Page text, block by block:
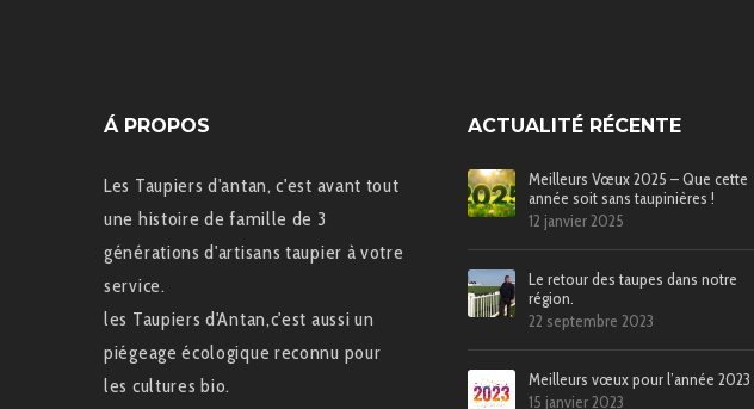
Á PROPOS
Les Taupiers d'antan, c'est avant tout
une histoire de famille de 3
générations d'artisans taupier à votre
service.
les Taupiers d'Antan,c'est aussi un
piégeage écologique reconnu pour
les cultures bio.
ACTUALITÉ RÉCENTE
Meilleurs Vœux 2025 – Que cette
année soit sans taupinières !
12 janvier 2025
Le retour des taupes dans notre
région.
22 septembre 2023
Meilleurs vœux pour l’année 2023
15 janvier 2023